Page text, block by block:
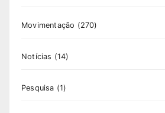
Movimentação (270)
Notícias (14)
Pesquisa (1)